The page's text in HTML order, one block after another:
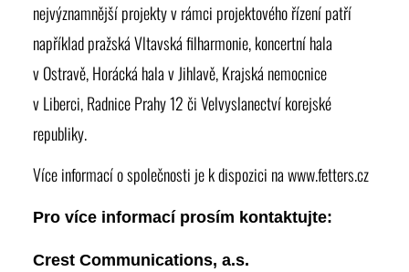
nejvýznamnější projekty v rámci projektového řízení patří
například pražská Vltavská filharmonie, koncertní hala
v Ostravě, Horácká hala v Jihlavě, Krajská nemocnice
v Liberci, Radnice Prahy 12 či Velvyslanectví korejské
republiky.
Více informací o společnosti je k dispozici nawww.fetters.cz
Pro více informací prosím kontaktujte:
Crest Communications, a.s.